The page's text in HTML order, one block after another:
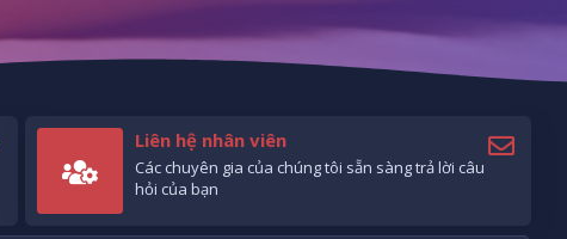
Liên hệ nhân viên
Các chuyên gia của chúng tôi sẵn sàng trả lời câu
hỏi của bạn